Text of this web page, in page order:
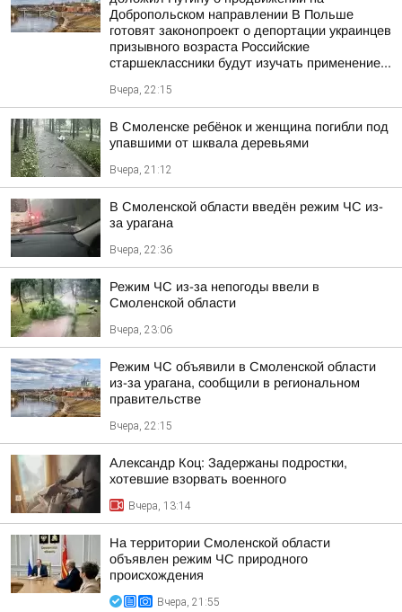
Добропольском направлении В Польше
готовят законопроект о депортации украинцев
призывного возраста Российские
старшеклассники будут изучать применение...
Вчера, 22:15
В Смоленске ребёнок и женщина погибли под
упавшими от шквала деревьями
Вчера, 21:12
В Смоленской области введён режим ЧС из-
за урагана
Вчера, 22:36
Режим ЧС из-за непогоды ввели в
Смоленской области
Вчера, 23:06
Режим ЧС объявили в Смоленской области
из-за урагана, сообщили в региональном
правительстве
Вчера, 22:15
Александр Коц: Задержаны подростки,
хотевшие взорвать военного
Вчера, 13:14
На территории Смоленской области
объявлен режим ЧС природного
происхождения
Вчера, 21:55